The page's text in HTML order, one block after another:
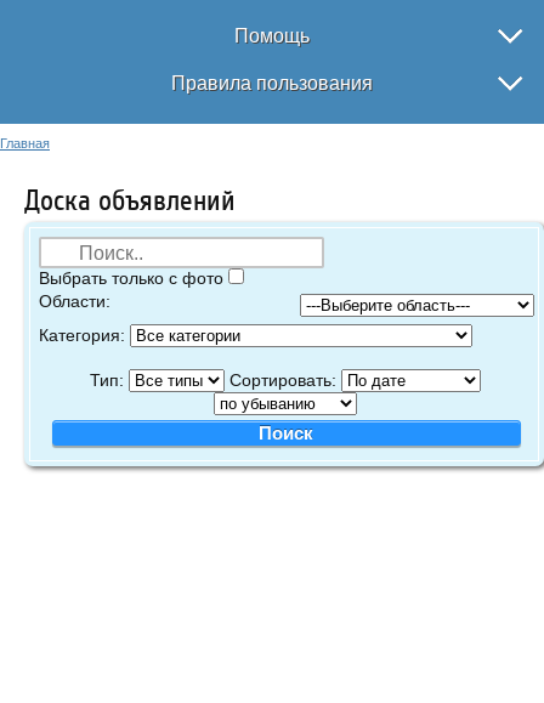
Помощь
Правила пользования
Главная
Доска объявлений
Выбрать только с фото
Области:
Категория:
Тип: Сортировать: